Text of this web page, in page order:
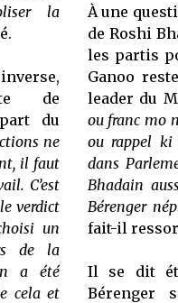
la
de
du
ne
il faut
C’est
verdict
un
de la
a été
cela et
À une
de Roshi
les partis
Ganoo
leader du
ou franc mo
ou rappel ki
dans
Bhadain
Bérenger
fait-il
Il se dit
Bérenger